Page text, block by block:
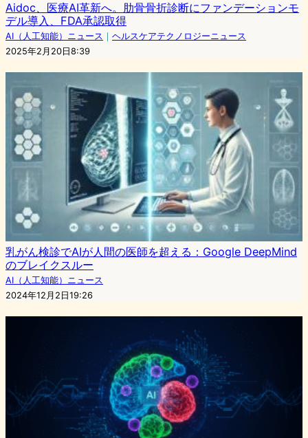
Aidoc、医療AI革新へ。肋骨骨折診断にファンデーションモ
デル導入、FDA承認取得
AI（人工知能）ニュース ｜ ヘルスケアテクノロジーニュース
2025年2月20日8:39
乳がん検診でAIが人間の医師を超える：Google DeepMind
のブレイクスルー
AI（人工知能）ニュース
2024年12月2日19:26